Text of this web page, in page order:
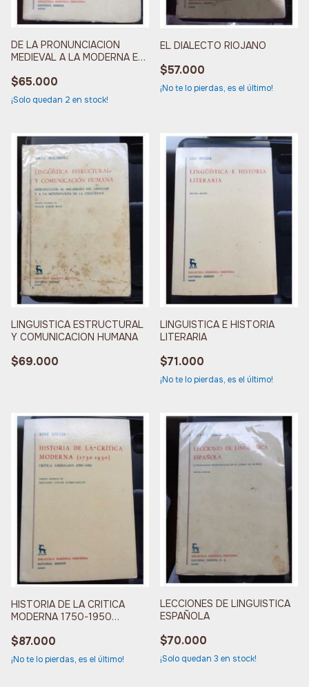
DE LA PRONUNCIACION
MEDIEVAL A LA MODERNA EN
$65.000
¡Solo quedan 2 en stock!
EL DIALECTO RIOJANO
$57.000
¡No te lo pierdas, es el último!
LINGUISTICA ESTRUCTURAL
Y COMUNICACION HUMANA
$69.000
LINGUISTICA E HISTORIA
LITERARIA
$71.000
¡No te lo pierdas, es el último!
HISTORIA DE LA CRITICA
MODERNA 1750-1950
VOLUMEN VI
$87.000
¡No te lo pierdas, es el último!
LECCIONES DE LINGUISTICA
ESPAÑOLA
$70.000
¡Solo quedan 3 en stock!